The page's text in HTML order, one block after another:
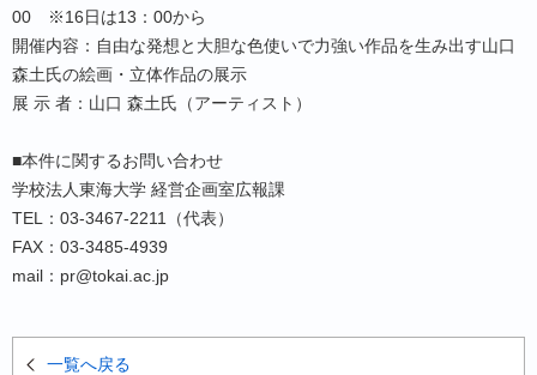
00 ※16日は13：00から
開催内容：自由な発想と大胆な色使いで力強い作品を生み出す山口
森土氏の絵画・立体作品の展示
展 示 者：山口 森土氏（アーティスト）
■本件に関するお問い合わせ
学校法人東海大学 経営企画室広報課
TEL：03-3467-2211（代表）
FAX：03-3485-4939
mail：pr@tokai.ac.jp
一覧へ戻る